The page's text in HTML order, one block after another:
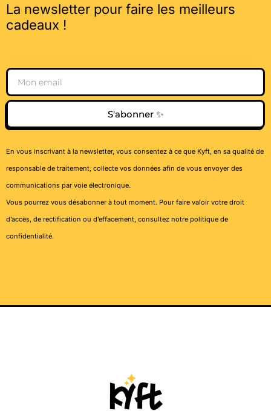
La newsletter pour faire les meilleurs
cadeaux !
Email
S'abonner ✨
En vous inscrivant à la newsletter, vous consentez à ce que Kyft, en sa qualité de
responsable de traitement, collecte vos données afin de vous envoyer des
communications par voie électronique.
Vous pourrez vous désabonner à tout moment. Pour faire valoir votre droit
d’accès, de rectification ou d’effacement, consultez notre politique de
confidentialité.